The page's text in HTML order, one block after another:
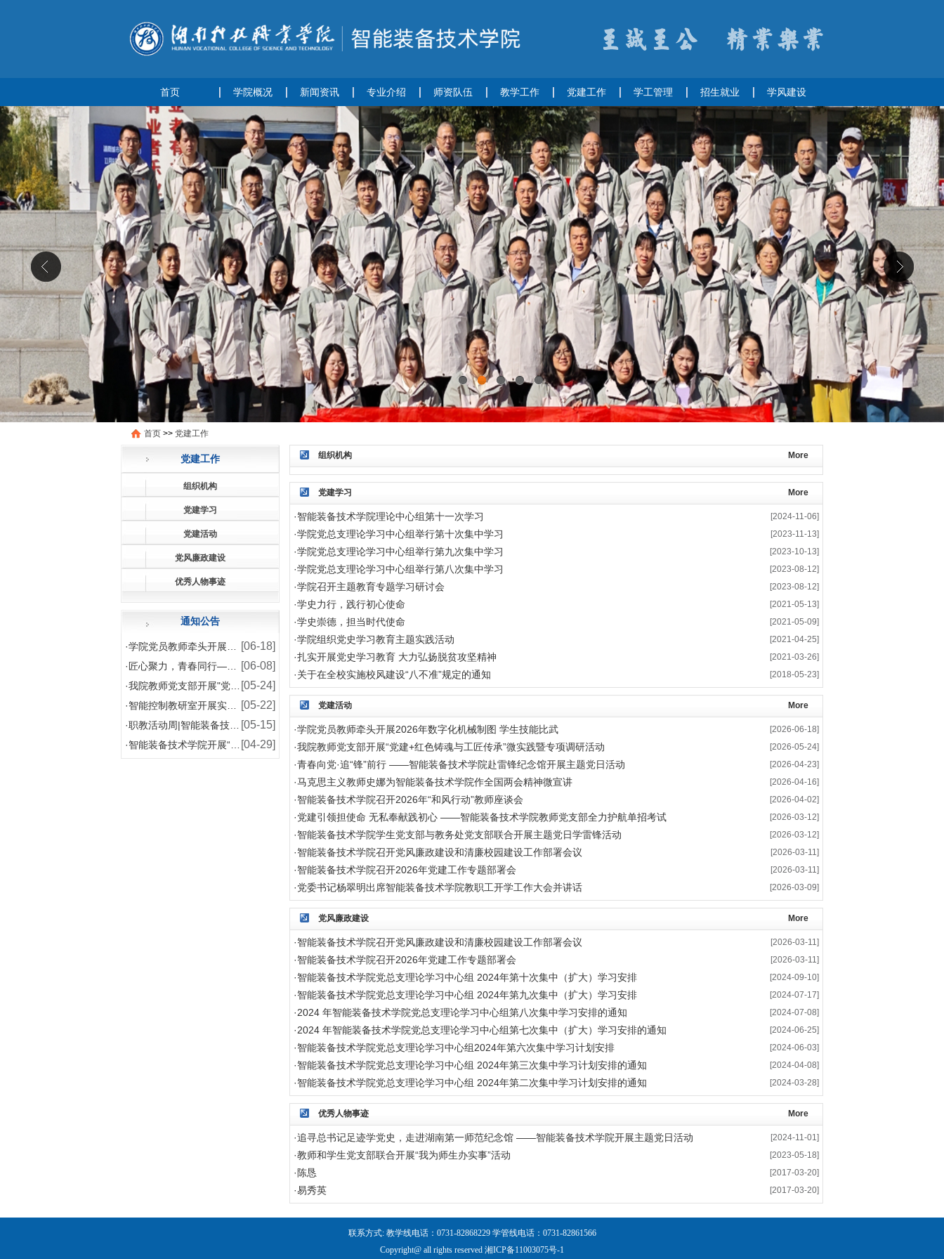
首页 学院概况 新闻资讯 专业介绍 师资队伍 教学工作 党建工作 学工管理 招生就业 学风建设
0 1 2 4
首页 >> 党建工作
党建工作
组织机构
党建学习
党建活动
党风廉政建设
优秀人物事迹
通知公告
[06-18]
·学院党员教师牵头开展2026年数字化机械制图 学
[06-08]
· 匠心聚力，青春同行——智能装备技术学院2026年
[05-24]
·我院教师党支部开展"党建+红色铸魂与工匠传承"微
[05-22]
·智能控制教研室开展实训室用电及消防安全培训
[05-15]
·职教活动周|智能装备技术学院组织师生参观长沙智能
[04-29]
·智能装备技术学院开展“劳动践初心，服务暖校园”志
组织机构 More
党建学习 More
[2024-11-06]
·智能装备技术学院理论中心组第十一次学习
[2023-11-13]
·学院党总支理论学习中心组举行第十次集中学习
[2023-10-13]
·学院党总支理论学习中心组举行第九次集中学习
[2023-08-12]
·学院党总支理论学习中心组举行第八次集中学习
[2023-08-12]
·学院召开主题教育专题学习研讨会
[2021-05-13]
·学史力行，践行初心使命
[2021-05-09]
·学史崇德，担当时代使命
[2021-04-25]
·学院组织党史学习教育主题实践活动
[2021-03-26]
·扎实开展党史学习教育 大力弘扬脱贫攻坚精神
[2018-05-23]
·关于在全校实施校风建设“八不准”规定的通知
党建活动 More
[2026-06-18]
·学院党员教师牵头开展2026年数字化机械制图 学生技能比武
[2026-05-24]
·我院教师党支部开展“党建+红色铸魂与工匠传承”微实践暨专项调研活动
[2026-04-23]
·青春向党·追“锋”前行 ——智能装备技术学院赴雷锋纪念馆开展主题党日活动
[2026-04-16]
·马克思主义教师史娜为智能装备技术学院作全国两会精神微宣讲
[2026-04-02]
·智能装备技术学院召开2026年“和风行动”教师座谈会
[2026-03-12]
·党建引领担使命 无私奉献践初心 ——智能装备技术学院教师党支部全力护航单招考试
[2026-03-12]
·智能装备技术学院学生党支部与教务处党支部联合开展主题党日学雷锋活动
[2026-03-11]
·智能装备技术学院召开党风廉政建设和清廉校园建设工作部署会议
[2026-03-11]
·智能装备技术学院召开2026年党建工作专题部署会
[2026-03-09]
·党委书记杨翠明出席智能装备技术学院教职工开学工作大会并讲话
党风廉政建设 More
[2026-03-11]
·智能装备技术学院召开党风廉政建设和清廉校园建设工作部署会议
[2026-03-11]
·智能装备技术学院召开2026年党建工作专题部署会
[2024-09-10]
·智能装备技术学院党总支理论学习中心组 2024年第十次集中（扩大）学习安排
[2024-07-17]
·智能装备技术学院党总支理论学习中心组 2024年第九次集中（扩大）学习安排
[2024-07-08]
·2024 年智能装备技术学院党总支理论学习中心组第八次集中学习安排的通知
[2024-06-25]
·2024 年智能装备技术学院党总支理论学习中心组第七次集中（扩大）学习安排的通知
[2024-06-03]
·智能装备技术学院党总支理论学习中心组2024年第六次集中学习计划安排
[2024-04-08]
·智能装备技术学院党总支理论学习中心组 2024年第三次集中学习计划安排的通知
[2024-03-28]
·智能装备技术学院党总支理论学习中心组 2024年第二次集中学习计划安排的通知
优秀人物事迹 More
[2024-11-01]
·追寻总书记足迹学党史，走进湖南第一师范纪念馆 ——智能装备技术学院开展主题党日活动
[2023-05-18]
·教师和学生党支部联合开展“我为师生办实事”活动
[2017-03-20]
· 陈恳
[2017-03-20]
·易秀英
联系方式: 教学线电话：0731-82868229 学管线电话：0731-82861566
Copyright@ all rights reserved 湘ICP备11003075号-1